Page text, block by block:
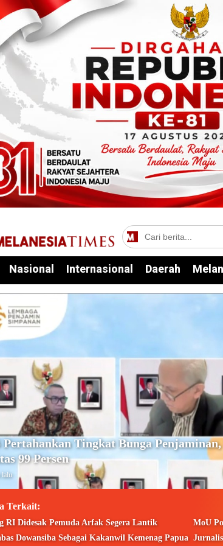
Nasional Internasional Daerah
Pertahankan Tingkat Bunga
99 Persen
lalu
Terkait:
RI Didesak Pemuda Arfak Segera Lantik
Dowansiba Sebagai Kakanwil Kemenag Papua
MoU
Jurnalis